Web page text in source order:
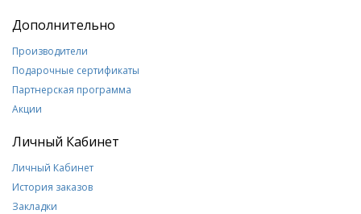
Дополнительно
Производители
Подарочные сертификаты
Партнерская программа
Акции
Личный Кабинет
Личный Кабинет
История заказов
Закладки